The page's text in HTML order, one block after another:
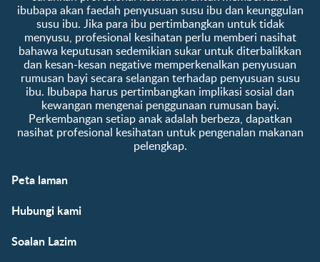
ibubapa akan faedah penyusuan susu ibu dan keunggulan
susu ibu. Jika para ibu pertimbangkan untuk tidak
menyusu, profesional kesihatan perlu memberi nasihat
bahawa keputusan sedemikian sukar untuk diterbalikkan
dan kesan-kesan negative memperkenalkan penyusuan
rumusan bayi secara selangan terhadap penyusuan susu
ibu. Ibubapa harus pertimbangkan implikasi sosial dan
kewangan mengenai penggunaan rumusan bayi.
Perkembangan setiap anak adalah berbeza, dapatkan
nasihat profesional kesihatan untuk pengenalan makanan
pelengkap.
Peta laman
Hubungi kami
Soalan Lazim